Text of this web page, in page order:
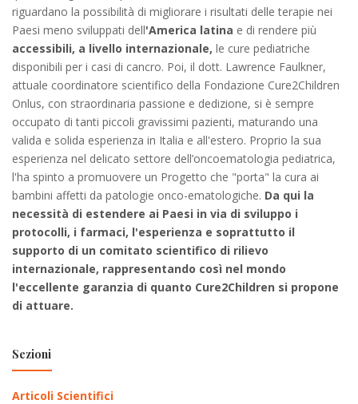
riguardano la possibilità di migliorare i risultati delle terapie nei
Paesi meno sviluppati dell'America latina e di rendere più
accessibili, a livello internazionale, le cure pediatriche
disponibili per i casi di cancro. Poi, il dott. Lawrence Faulkner,
attuale coordinatore scientifico della Fondazione Cure2Children
Onlus, con straordinaria passione e dedizione, si è sempre
occupato di tanti piccoli gravissimi pazienti, maturando una
valida e solida esperienza in Italia e all'estero. Proprio la sua
esperienza nel delicato settore dell’oncoematologia pediatrica,
l'ha spinto a promuovere un Progetto che "porta" la cura ai
bambini affetti da patologie onco-ematologiche. Da qui la
necessità di estendere ai Paesi in via di sviluppo i
protocolli, i farmaci, l'esperienza e soprattutto il
supporto di un comitato scientifico di rilievo
internazionale, rappresentando così nel mondo
l'eccellente garanzia di quanto Cure2Children si propone
di attuare.
Sezioni
Articoli Scientifici